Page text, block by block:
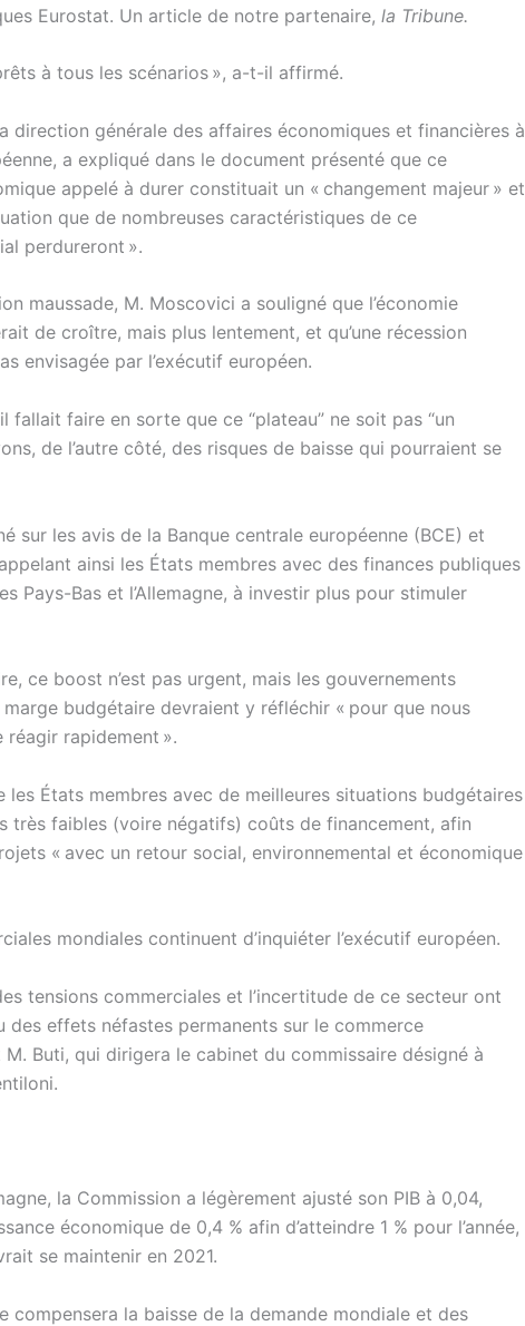
Eurostat. Un article de notre partenaire, la Tribune.
à tous les scénarios », a-t-il affirmé.
direction générale des affaires économiques et financières à
a expliqué dans le document présenté que ce
appelé à durer constituait un « changement majeur » et
que de nombreuses caractéristiques de ce
perdureront ».
maussade, M. Moscovici a souligné que l’économie
de croître, mais plus lentement, et qu’une récession
envisagée par l’exécutif européen.
fallait faire en sorte que ce “plateau” ne soit pas “un
de l’autre côté, des risques de baisse qui pourraient se
sur les avis de la Banque centrale européenne (BCE) et
ainsi les États membres avec des finances publiques
Pays-Bas et l’Allemagne, à investir plus pour stimuler
ce boost n’est pas urgent, mais les gouvernements
budgétaire devraient y réfléchir « pour que nous
réagir rapidement ».
les États membres avec de meilleures situations budgétaires
très faibles (voire négatifs) coûts de financement, afin
« avec un retour social, environnemental et économique
mondiales continuent d’inquiéter l’exécutif européen.
tensions commerciales et l’incertitude de ce secteur ont
des effets néfastes permanents sur le commerce
Buti, qui dirigera le cabinet du commissaire désigné à
la Commission a légèrement ajusté son PIB à 0,04,
économique de 0,4 % afin d’atteindre 1 % pour l’année,
se maintenir en 2021.
compensera la baisse de la demande mondiale et des